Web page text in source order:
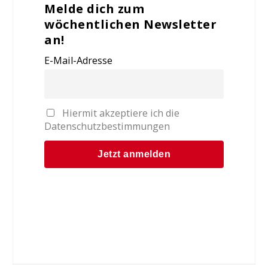
Melde dich zum
wöchentlichen Newsletter
an!
E-Mail-Adresse
Hiermit akzeptiere ich die
Datenschutzbestimmungen